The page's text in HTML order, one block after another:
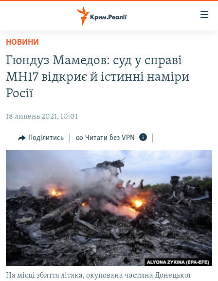
Перейти
основного
матеріалу
Перейти
до
основної
Перейти
до
ВОДА.КРИМ
ВІДЕО ТА ФОТО
БЛОГИ
ПОГЛЯД
ВСЕ ЗА ДЕНЬ
СПЕЦПРОЕКТИ
ДЕПОРТАЦІЯ
ВІДЕОУРОКИ «ELIFBE»
СВІДЧЕННЯ ОКУПАЦІЇ
УКРАЇНСЬКА ПРОБЛЕМА КРИМУ
ІНФОГРАФІКА
ЯК ОБІЙТИ БЛОКУВАННЯ
Русский
Qırımtatar
ДОЛУЧАЙСЯ!
НОВИНИ
Гюндуз Мамедов: суд у справі
MH17 відкриє й істинні наміри
Росії
18 липень 2021, 10:01
Поділитись Читати без VPN
На місці збиття літака, окупована частина Донецької